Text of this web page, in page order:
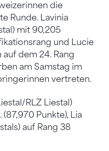
die
Runde. Lavinia
mit 90,205
und Lucie
dem 24. Rang
am Samstag im
vertreten.
RLZ Liestal)
Punkte), Lia
auf Rang 38